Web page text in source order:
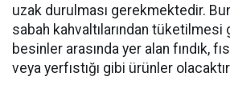
uzak durulması gerekmektedir.
sabah kahvaltılarından
besinler arasında yer alan fındık,
veya yerfıstığı gibi ürünler